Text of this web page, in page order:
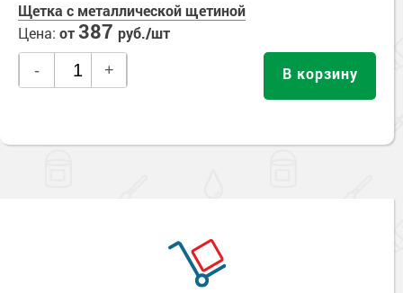
Щетка с металлической щетиной
Цена: от387 руб./шт
- + В корзину